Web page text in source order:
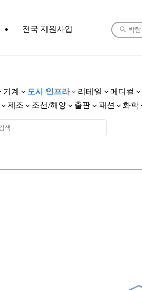
전국 지원사업
기계 도시 인프라 리테일 메디컬
제조 조선/해양 출판 패션 화학